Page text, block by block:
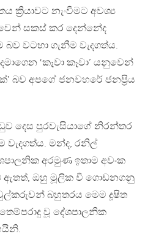
නැංවීමට අවශ්‍ය
සකස් කර දෙන්නේද
බව වටහා ගැනීම වැදගත්ය.
‘කෑවා කෑවා’ යනුවෙන්
බව අපගේ ජනවහරේ ජනප්‍රිය
දෙස පුරවැසියාගේ නිරන්තර
මන්ද, රනිල්
අරමුණ ඉතාම අවංක
ඇතත්, ඔහු මූලික වී ගොඩනගනු
බහුතරය මෙම දූෂිත
වූ දේශපාලනික